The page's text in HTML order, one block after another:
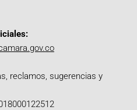
reclamos, sugerencias y